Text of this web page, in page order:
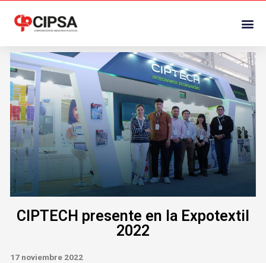
CIPTECH presente en la Expotextil
2022
17 noviembre 2022